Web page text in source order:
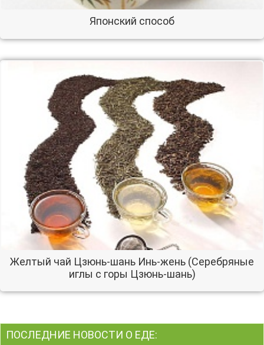
Японский способ
Желтый чай Цзюнь-шань Инь-жень (Серебряные
иглы с горы Цзюнь-шань)
ПОСЛЕДНИЕ НОВОСТИ О ЕДЕ: